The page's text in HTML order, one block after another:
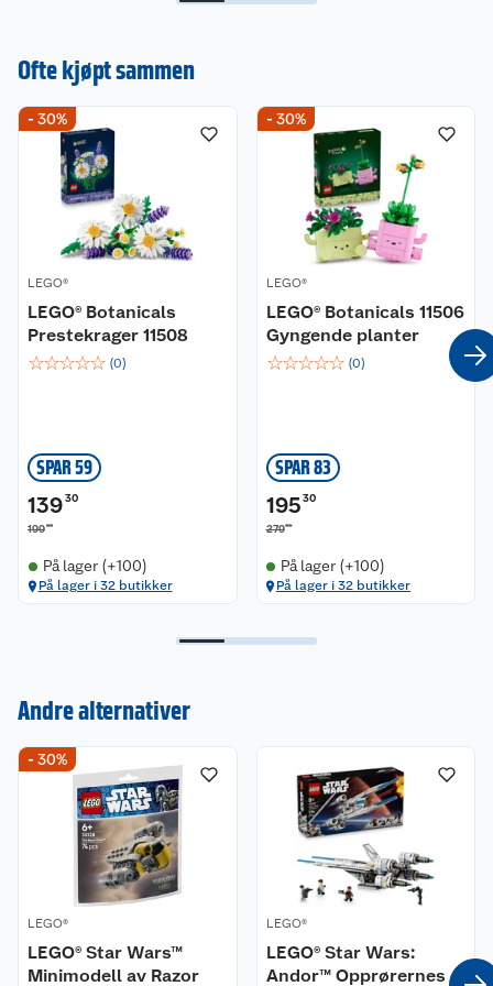
Ofte kjøpt sammen
- 30%
LEGO®
LEGO® Botanicals
Prestekrager 11508
☆☆☆☆☆ (0)
SPAR 59
13930
19900
På lager (+100)
På lager i 32 butikker
- 30%
LEGO®
LEGO® Botanicals 11506
Gyngende planter
☆☆☆☆☆ (0)
SPAR 83
195 30
27900
På lager (+100)
På lager i 32 butikker
Andre alternativer
- 30%
LEGO®
LEGO® Star Wars™
Minimodell av Razor
LEGO®
LEGO® Star Wars:
Andor™ Opprørernes
Om oss
Nyheter
Våre butikker
Våre merkevarer
Kontakt oss
Angre- og returrett
Reklamasjon og garanti
Ofte stilte spørsmål